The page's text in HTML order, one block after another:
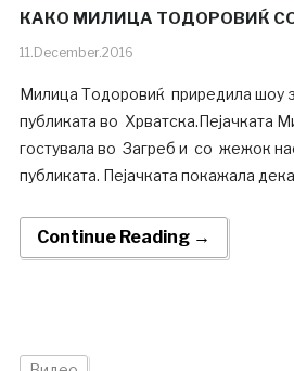
КАКО МИЛИЦА ТОДОРОВИЌ
11.December.2016
Милица Тодоровиќ приредила шоу
публиката во Хрватска.Пејачката
гостувала во Загреб и со жежок
публиката. Пејачката покажала
Continue Reading →